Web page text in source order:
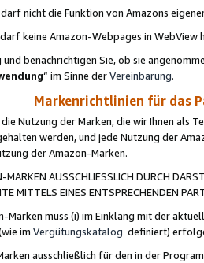
nicht die Funktion von Amazons
keine Amazon-Webpages in WebView
benachrichtigen Sie, ob sie
“ im Sinne derVereinbarung.
Markenrichtlinien für das
Nutzung der Marken, die wir Ihnen als
werden, und jede Nutzung der
der Amazon-Marken.
MARKEN AUSSCHLIESSLICH DURCH
MITTELS EINES ENTSPRECHENDEN
Marken muss (i) im Einklang mit der
im Vergütungskatalog definiert)
ausschließlich für den in der